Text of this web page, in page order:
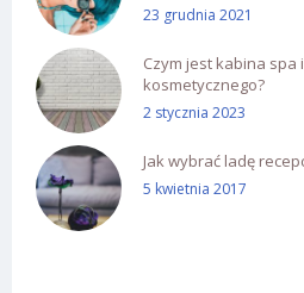
23 grudnia 2021
Czym jest kabina spa
kosmetycznego?
2 stycznia 2023
Jak wybrać ladę
5 kwietnia 2017